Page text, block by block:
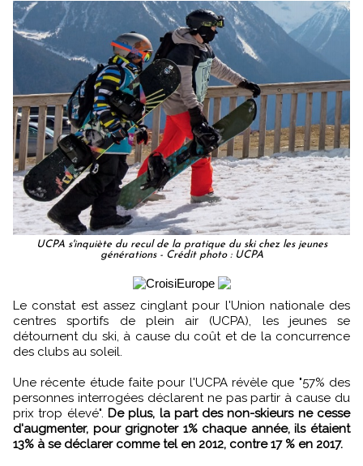
UCPA s'inquiète du recul de la pratique du ski chez les jeunes
générations - Crédit photo : UCPA
Le constat est assez cinglant pour l'Union nationale des
centres sportifs de plein air (UCPA), les jeunes se
détournent du ski, à cause du coût et de la concurrence
des clubs au soleil.
Une récente étude faite pour l'UCPA révèle que "57% des
personnes interrogées déclarent ne pas partir à cause du
prix trop élevé". De plus, la part des non-skieurs ne cesse
d'augmenter, pour grignoter 1% chaque année, ils étaient
13% à se déclarer comme tel en 2012, contre 17 % en 2017.